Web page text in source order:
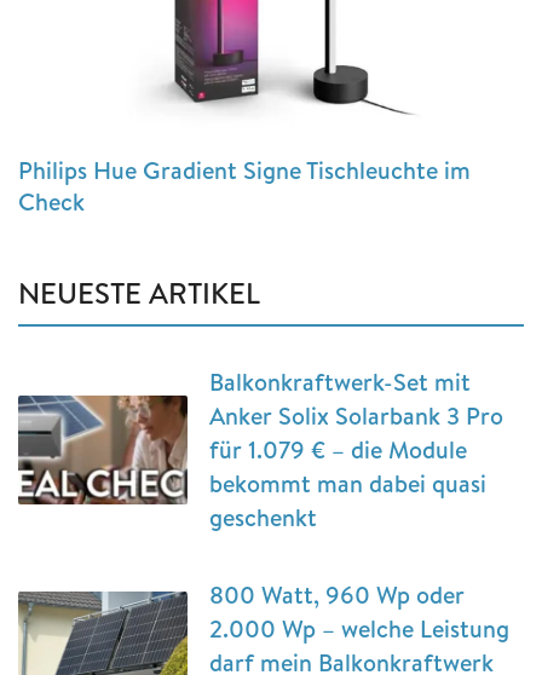
Philips Hue Gradient Signe Tischleuchte im
Check
NEUESTE ARTIKEL
Balkonkraftwerk-Set mit
Anker Solix Solarbank 3 Pro
für 1.079 € – die Module
bekommt man dabei quasi
geschenkt
800 Watt, 960 Wp oder
2.000 Wp – welche Leistung
darf mein Balkonkraftwerk